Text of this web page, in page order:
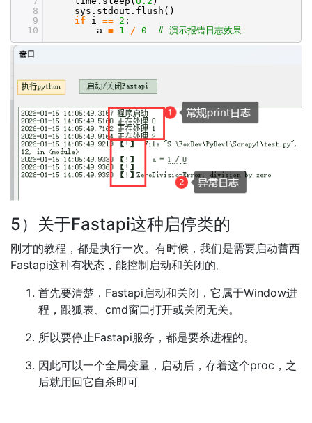
8
9
10
sys.stdout.flush()
if
i == 2 :
a = 1 / 0 # 演示报错日志效果
5）关于Fastapi这种启停类的
刚才的教程，都是执行一次。有时候，我们是需要启动蕾西
Fastapi这种有状态，能控制启动和关闭的。
首先要清楚，Fastapi启动和关闭，它属于Window进
程，跟狐表、cmd窗口打开或关闭无关。
所以要停止Fastapi服务，都是要杀进程的。
因此可以一个全局变量，启动后，存着这个proc，之
后就用回它自杀即可